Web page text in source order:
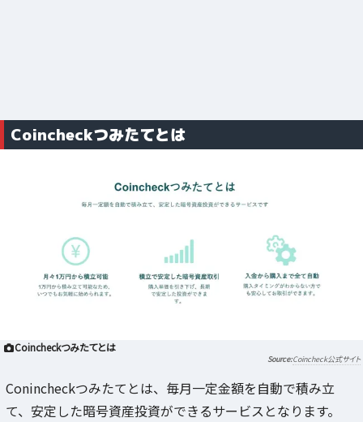
Coincheckつみたてとは
Coincheckつみたてとは
Coincheck公式サイト
Conincheckつみたてとは、毎月一定金額を自動で積み立
て、安定した暗号資産投資ができるサービスとなります。